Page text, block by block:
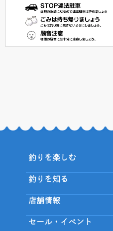
釣りを楽しむ
釣りを知る
店舗情報
セール・イベント